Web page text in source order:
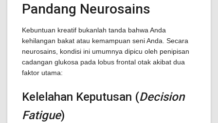
Pandang Neurosains
Kebuntuan kreatif bukanlah tanda bahwa Anda
kehilangan bakat atau kemampuan seni Anda. Secara
neurosains, kondisi ini umumnya dipicu oleh penipisan
cadangan glukosa pada lobus frontal otak akibat dua
faktor utama:
Kelelahan Keputusan (Decision
Fatigue)